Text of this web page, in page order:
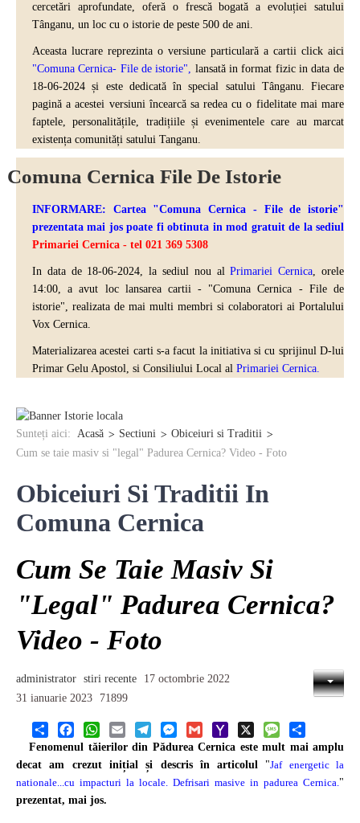
cercetări aprofundate, oferă o frescă bogată a evoluției satului
Tânganu, un loc cu o istorie de peste 500 de ani.
Aceasta lucrare reprezinta o versiune particulară a cartii click aici
"Comuna Cernica- File de istorie", lansată in format fizic in data de
18-06-2024 și este dedicată în special satului Tânganu. Fiecare
pagină a acestei versiuni încearcă sa redea cu o fidelitate mai mare
faptele, personalitățile, tradițiile și evenimentele care au marcat
existența comunități satului Tanganu.
Comuna Cernica File De Istorie
INFORMARE: Cartea "Comuna Cernica - File de istorie"
prezentata mai jos poate fi obtinuta in mod gratuit de la sediul
Primariei Cernica - tel 021 369 5308
In data de 18-06-2024, la sediul nou alPrimariei Cernica, orele
14:00, a avut loc lansarea cartii - "Comuna Cernica - File de
istorie", realizata de mai multi membri si colaboratori ai Portalului
Vox Cernica.
Materializarea acestei carti s-a facut la initiativa si cu sprijinul D-lui
Primar Gelu Apostol, si Consiliului Local al Primariei Cernica.
Sunteți aici: Acasă Sectiuni
Obiceiuri si Traditii
Cum se taie masiv si "legal" Padurea Cernica? Video - Foto
Obiceiuri Si Traditii In
Comuna Cernica
Cum Se Taie Masiv Si
"legal" Padurea Cernica?
Video - Foto
administrator stiri recente
17 octombrie 2022
31 ianuarie 2023
71899
ShareFacebookWhatsApp
EmailTelegramMessenger
GmailYahoo
Mail
X Message
Share
Fenomenul tăierilor din Pădurea Cernica este mult mai amplu
decat am crezut inițial și descris în articolul "Jaf energetic la
nationale...cu impacturi la locale. Defrisari masive in padurea Cernica. "
prezentat, mai jos.